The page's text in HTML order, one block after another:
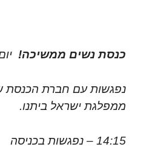
כנסת נשים ממשיכה! יום
נפגשות עם חברת הכנסת
ממפלגת ישראל ביתנו.
14:15 – נפגשות בכניסה